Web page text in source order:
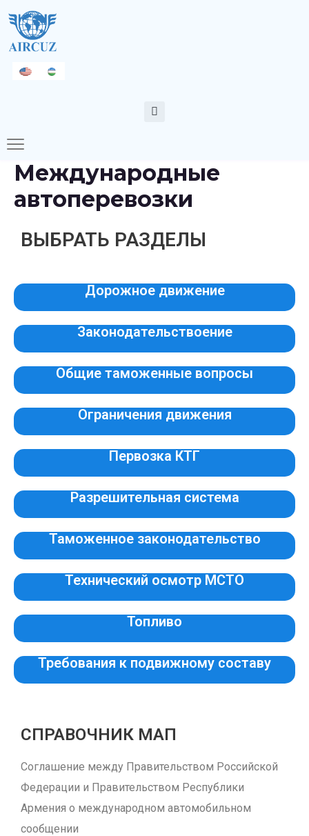
Международные
автоперевозки
ВЫБРАТЬ РАЗДЕЛЫ
Дорожное движение
Законодательствоение
Общие таможенные вопросы
Ограничения движения
Первозка КТГ
Разрешительная система
Таможенное законодательство
Технический осмотр МСТО
Топливо
Требования к подвижному составу
СПРАВОЧНИК МАП
Соглашение между Правительством Российской
Федерации и Правительством Республики
Армения о международном автомобильном
сообщении